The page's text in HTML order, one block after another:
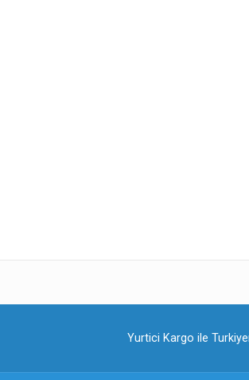
Yurtici Kargo ile